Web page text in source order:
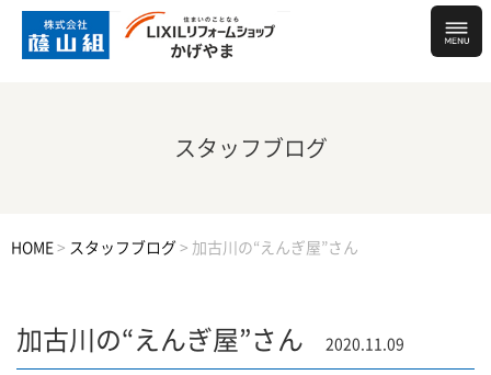
スタッフブログ
HOME > スタッフブログ > 加古川の“えんぎ屋”さん
加古川の“えんぎ屋”さん 2020.11.09